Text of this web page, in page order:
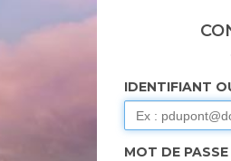
IDENTIFIANT
MOT DE PASSE